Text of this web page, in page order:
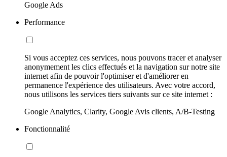
Google Ads
Performance
Si vous acceptez ces services, nous pouvons tracer et analyser
anonymement les clics effectués et la navigation sur notre site
internet afin de pouvoir l'optimiser et d'améliorer en
permanence l'expérience des utilisateurs. Avec votre accord,
nous utilisons les services tiers suivants sur ce site internet :
Google Analytics, Clarity, Google Avis clients, A/B-Testing
Fonctionnalité